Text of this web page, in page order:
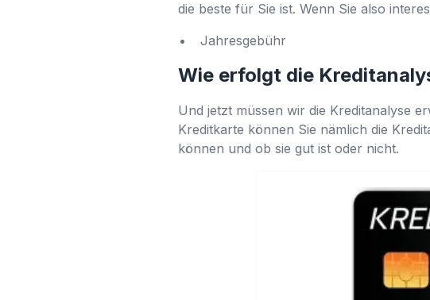
die beste für Sie ist. Wenn Sie also
Jahresgebühr
Wie erfolgt die
Und jetzt müssen wir die Kreditanalyse
Kreditkarte können Sie nämlich die
können und ob sie gut ist oder nicht.